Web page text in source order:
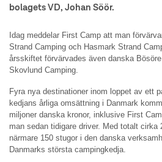
bolagets VD, Johan Söör.
Idag meddelar First Camp att man
Strand Camping och Hasmark Strand
årsskiftet förvärvades även danska
Skovlund Camping.
Fyra nya destinationer inom loppet av ett
kedjans årliga omsättning i Danmark
miljoner danska kronor, inklusive First
man sedan tidigare driver. Med totalt cirka
närmare 150 stugor i den danska
Danmarks största campingkedja.